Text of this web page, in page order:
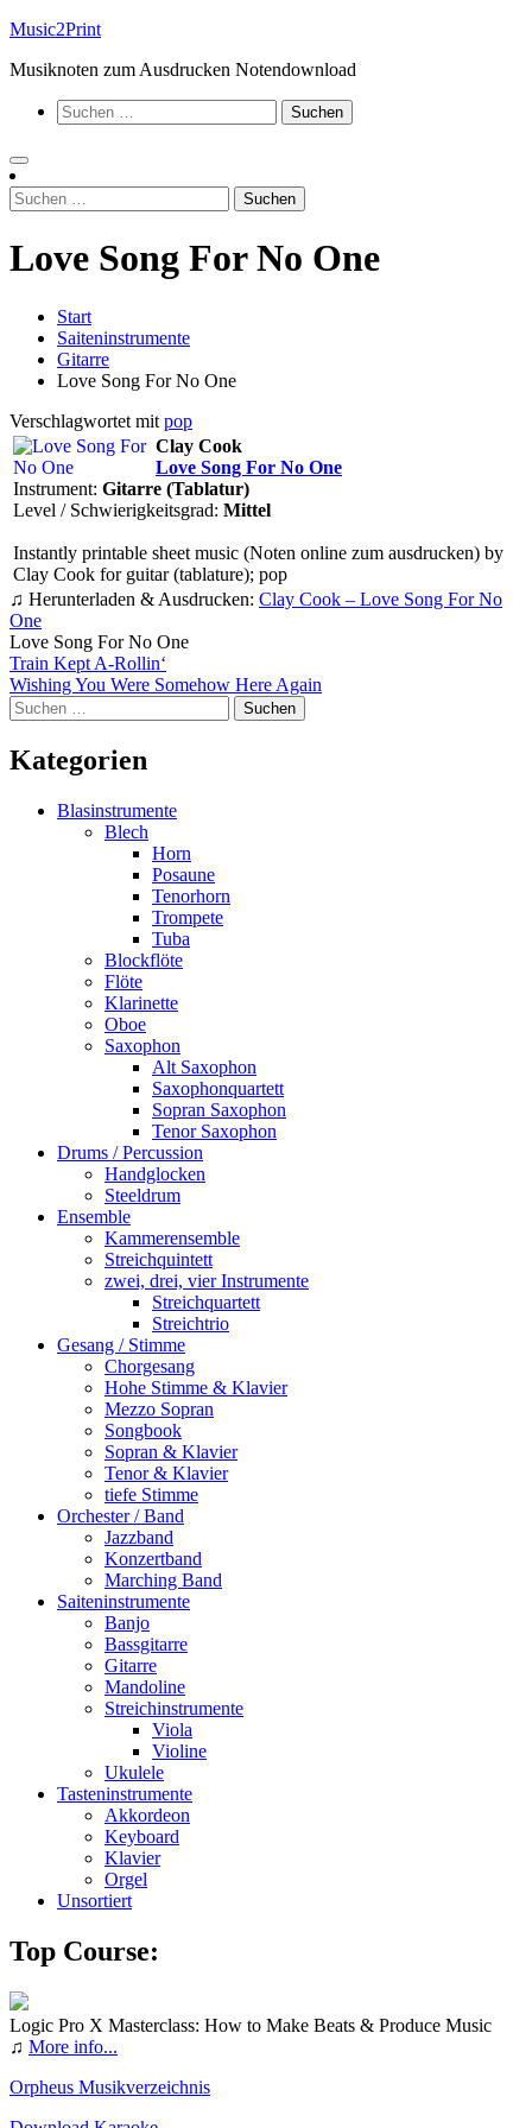
Zum
springen
Music2Print
Musiknoten zum Ausdrucken Notendownload
Suchen
nach:
Suchen
nach:
Love Song For No One
Start
Saiteninstrumente
Gitarre
Love Song For No One
Verschlagwortet mit pop
Clay Cook
Love Song For No One
Instrument: Gitarre (Tablatur)
Level / Schwierigkeitsgrad: Mittel
Instantly printable sheet music (Noten online zum ausdrucken) by
Clay Cook for guitar (tablature); pop
♫ Herunterladen & Ausdrucken: Clay Cook – Love Song For No
One
Love Song For No One
Beitragsnavigation
Train Kept A-Rollin‘
Wishing You Were Somehow Here Again
Suchen
nach:
Kategorien
Blasinstrumente
Blech
Horn
Posaune
Tenorhorn
Trompete
Tuba
Blockflöte
Flöte
Klarinette
Oboe
Saxophon
Alt Saxophon
Saxophonquartett
Sopran Saxophon
Tenor Saxophon
Drums / Percussion
Handglocken
Steeldrum
Ensemble
Kammerensemble
Streichquintett
zwei, drei, vier Instrumente
Streichquartett
Streichtrio
Gesang / Stimme
Chorgesang
Hohe Stimme & Klavier
Mezzo Sopran
Songbook
Sopran & Klavier
Tenor & Klavier
tiefe Stimme
Orchester / Band
Jazzband
Konzertband
Marching Band
Saiteninstrumente
Banjo
Bassgitarre
Gitarre
Mandoline
Streichinstrumente
Viola
Violine
Ukulele
Tasteninstrumente
Akkordeon
Keyboard
Klavier
Orgel
Unsortiert
Top Course:
Logic Pro X Masterclass: How to Make Beats & Produce Music
♫ More info...
Orpheus Musikverzeichnis